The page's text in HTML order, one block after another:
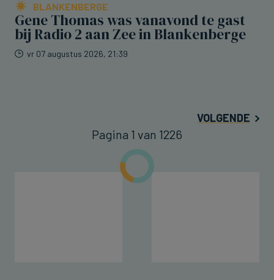
BLANKENBERGE
Gene Thomas was vanavond te gast
bij Radio 2 aan Zee in Blankenberge
vr 07 augustus 2026, 21:39
VOLGENDE
Pagina 1 van 1226